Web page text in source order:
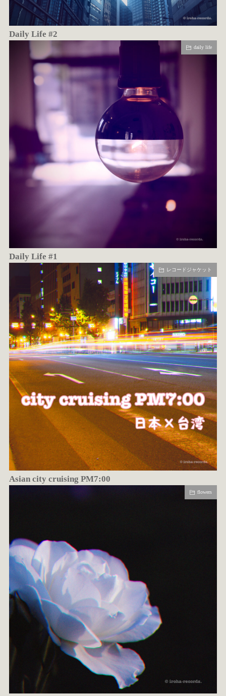
Daily Life #2
daily life
Daily Life #1
レコードジャケット
Asian city cruising PM7:00
flowers